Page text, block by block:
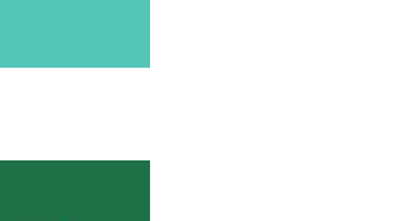
生，竞争压力较大，如果成绩一般的考生选
选科的专业覆盖率极高，位居前三。
业基本为哲学类、历史类专业。除此之外
选择之列。